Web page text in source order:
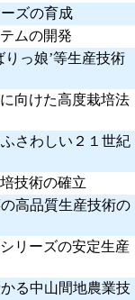
ズの育成
ムの開発
りっ娘’等生産技術
向けた高度栽培法
さわしい２１世紀
技術の確立
高品質生産技術の
リーズの安定生産
る中山間地農業技